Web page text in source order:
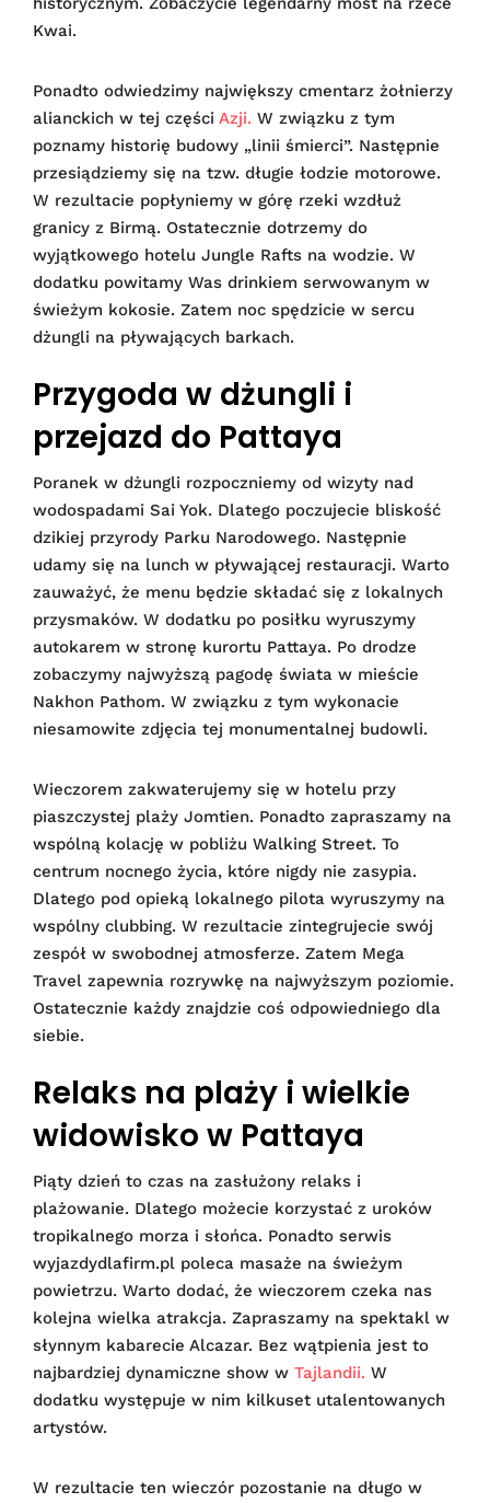
Kwai.
Ponadto odwiedzimy największy cmentarz żołnierzy
alianckich w tej części Azji. W związku z tym
poznamy historię budowy „linii śmierci”. Następnie
przesiądziemy się na tzw. długie łodzie motorowe.
W rezultacie popłyniemy w górę rzeki wzdłuż
granicy z Birmą. Ostatecznie dotrzemy do
wyjątkowego hotelu Jungle Rafts na wodzie. W
dodatku powitamy Was drinkiem serwowanym w
świeżym kokosie. Zatem noc spędzicie w sercu
dżungli na pływających barkach.
Przygoda w dżungli i
przejazd do Pattaya
Poranek w dżungli rozpoczniemy od wizyty nad
wodospadami Sai Yok. Dlatego poczujecie bliskość
dzikiej przyrody Parku Narodowego. Następnie
udamy się na lunch w pływającej restauracji. Warto
zauważyć, że menu będzie składać się z lokalnych
przysmaków. W dodatku po posiłku wyruszymy
autokarem w stronę kurortu Pattaya. Po drodze
zobaczymy najwyższą pagodę świata w mieście
Nakhon Pathom. W związku z tym wykonacie
niesamowite zdjęcia tej monumentalnej budowli.
Wieczorem zakwaterujemy się w hotelu przy
piaszczystej plaży Jomtien. Ponadto zapraszamy na
wspólną kolację w pobliżu Walking Street. To
centrum nocnego życia, które nigdy nie zasypia.
Dlatego pod opieką lokalnego pilota wyruszymy na
wspólny clubbing. W rezultacie zintegrujecie swój
zespół w swobodnej atmosferze. Zatem Mega
Travel zapewnia rozrywkę na najwyższym poziomie.
Ostatecznie każdy znajdzie coś odpowiedniego dla
siebie.
Relaks na plaży i wielkie
widowisko w Pattaya
Piąty dzień to czas na zasłużony relaks i
plażowanie. Dlatego możecie korzystać z uroków
tropikalnego morza i słońca. Ponadto serwis
wyjazdydlafirm.pl poleca masaże na świeżym
powietrzu. Warto dodać, że wieczorem czeka nas
kolejna wielka atrakcja. Zapraszamy na spektakl w
słynnym kabarecie Alcazar. Bez wątpienia jest to
najbardziej dynamiczne show w Tajlandii. W
dodatku występuje w nim kilkuset utalentowanych
artystów.
W rezultacie ten wieczór pozostanie na długo w